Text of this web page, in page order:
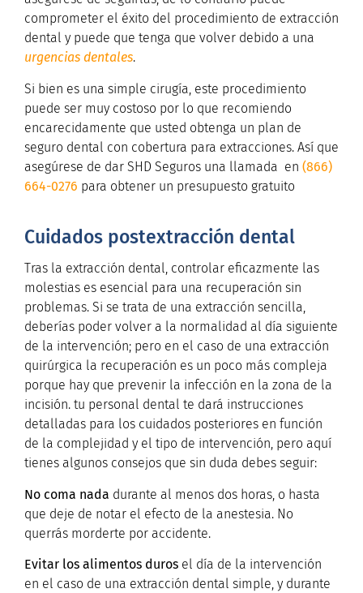
comprometer el éxito del procedimiento de extracción
dental y puede que tenga que volver debido a una
urgencias dentales.
Si bien es una simple cirugía, este procedimiento
puede ser muy costoso por lo que recomiendo
encarecidamente que usted obtenga un plan de
seguro dental con cobertura para extracciones. Así que
asegúrese de dar SHD Seguros una llamada en (866)
664-0276 para obtener un presupuesto gratuito
Cuidados postextracción dental
Tras la extracción dental, controlar eficazmente las
molestias es esencial para una recuperación sin
problemas. Si se trata de una extracción sencilla,
deberías poder volver a la normalidad al día siguiente
de la intervención; pero en el caso de una extracción
quirúrgica la recuperación es un poco más compleja
porque hay que prevenir la infección en la zona de la
incisión. tu personal dental te dará instrucciones
detalladas para los cuidados posteriores en función
de la complejidad y el tipo de intervención, pero aquí
tienes algunos consejos que sin duda debes seguir:
No coma nada durante al menos dos horas, o hasta
que deje de notar el efecto de la anestesia. No
querrás morderte por accidente.
Evitar los alimentos duros el día de la intervención
en el caso de una extracción dental simple, y durante